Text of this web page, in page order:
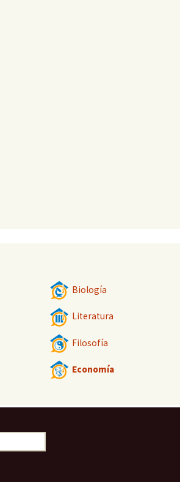
Biología
Literatura
Filosofía
Economía